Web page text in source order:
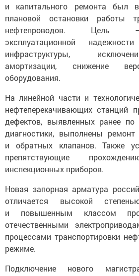
и капитального ремонта был
плановой остановки работы
нефтепроводов. Цель
эксплуатационной
инфраструктуры,
амортизации, снижение
оборудования.
На линейной части и
нефтеперекачивающих станций
дефектов, выявленных ранее по
диагностики, выполнены
и обратных клапанов. Также
препятствующие
инспекционных приборов.
Новая запорная арматура
отличается высокой
и повышенным классом
отечественными
процессами транспортировки
режиме.
Подключение нового